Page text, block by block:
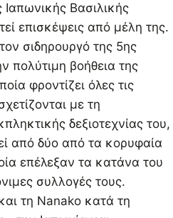
Βασιλικής
επισκέψεις από μέλη της.
σιδηρουργό της 5ης
πολύτιμη βοήθεια της
φροντίζει όλες τις
με τη
δεξιοτεχνίας του,
από δύο από τα κορυφαία
επέλεξαν τα κατάνα του
συλλογές τους.
τη Nanako κατά τη